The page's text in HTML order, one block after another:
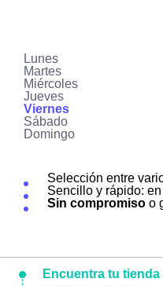
Lunes
Martes
Miércoles
Jueves
Viernes
Sábado
Domingo
Selección entre
Sencillo y rápido:
Sin compromiso o
Encuentra tu